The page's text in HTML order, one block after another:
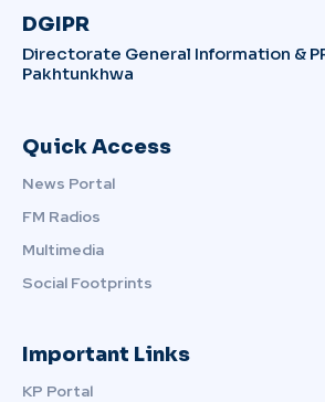
DGIPR
Directorate General Information &
Pakhtunkhwa
Quick Access
News Portal
FM Radios
Multimedia
Social Footprints
Important Links
KP Portal